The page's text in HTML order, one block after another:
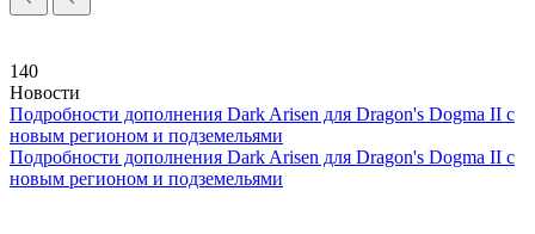
140
Новости
Подробности дополнения Dark Arisen для Dragon's Dogma II с
новым регионом и подземельями
Подробности дополнения Dark Arisen для Dragon's Dogma II с
новым регионом и подземельями